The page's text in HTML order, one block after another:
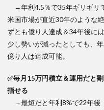
→年利4.5％で35年ギリギリ
米国市場が直近30年のような
ずとも億り人達成＆34年後に
少し勢いが減ったとしても、
億り人は達成可能。
✅毎月15万円積立＆運用だと
指せる
→最短だと年利8%で22年後